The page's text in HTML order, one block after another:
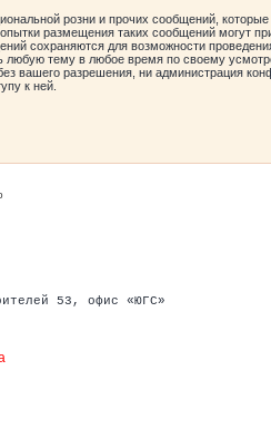
розни и прочих сообщений,
размещения таких сообщений могут
сохраняются для возможности
тему в любое время по своему
вашего разрешения, ни администрация
к ней.
53 , офис «ЮГС»